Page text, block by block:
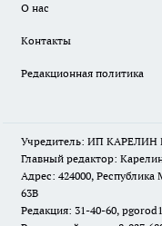
О нас
Контакты
Редакционная политика
Учредитель: ИП
Главный редактор:
Адрес: 424000,
63В
Редакция: 31-40-60,